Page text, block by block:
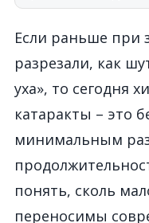
Если раньше при
разрезали, как
уха», то сегодня
катаракты – это
минимальным
понять, сколь
переносимы